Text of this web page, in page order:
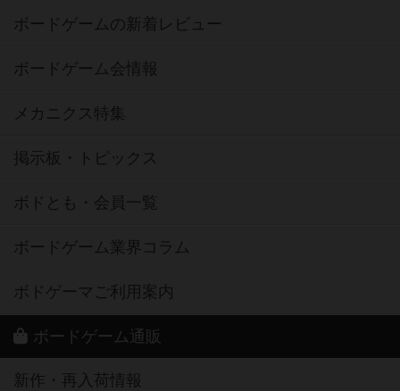
ボードゲームの新着レビュー
ボードゲーム会情報
メカニクス特集
掲示板・トピックス
ボドとも・会員一覧
ボードゲーム業界コラム
ボドゲーマご利用案内
ボードゲーム通販
新作・再入荷情報